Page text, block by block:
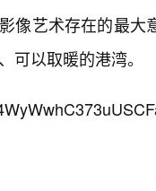
像艺术存在的最
可以取暖的港湾。